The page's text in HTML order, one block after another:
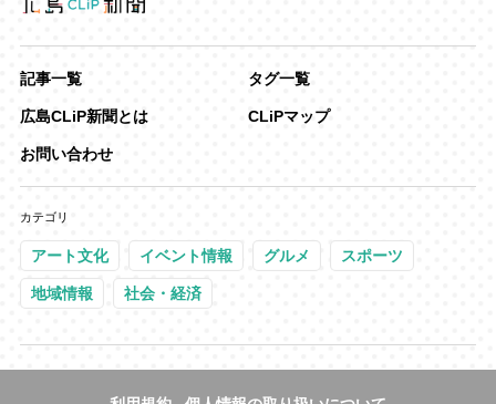
記事一覧 タグ一覧
広島CLiP新聞とは CLiPマップ
お問い合わせ
カテゴリ
アート文化 イベント情報 グルメ スポーツ
地域情報 社会・経済